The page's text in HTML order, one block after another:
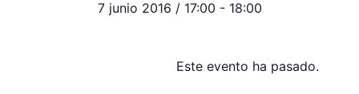
7 junio 2016 / 17:00 - 18:00
Este evento ha pasado.